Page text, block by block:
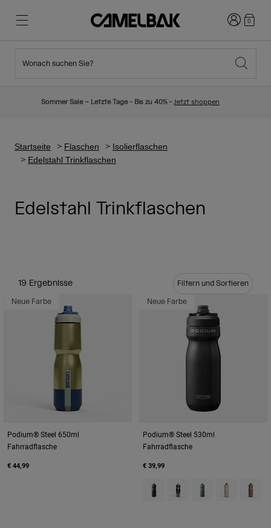
Neuigkeiten
Trinkwesten
Gürtel & Hüfttaschen
Fahrradtaschen
Trinkblasen
Zubehör
Alle kaufen
Anmelden
0
Wonach suchen Sie?
Sommer Sale – Letzte Tage - Bis zu 40% -Jetzt shoppen
Startseite Flaschen
Isolierflaschen
Edelstahl Trinkflaschen
Edelstahl Trinkflaschen
19 Ergebnisse
Filtern und Sortieren
Neue Farbe
Podium® Steel 650ml
Fahrradflasche
€ 44,99
Neue Farbe
Podium® Steel 530ml
Fahrradflasche
€ 39,99
Product swatch type of Black.
Product swatch type of
Product swatch
Product